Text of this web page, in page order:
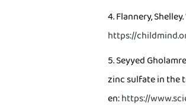
4. Flannery,
https://
5. Seyyed
zinc sulfate in the
en:https://